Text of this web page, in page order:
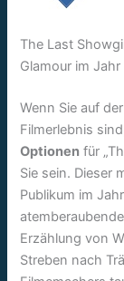
The Last
Glamour im
Wenn Sie auf
Filmerlebnis
Optionen für
Sie sein. Dieser
Publikum im
Erzählung von
Streben nach